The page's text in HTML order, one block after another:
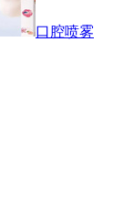
口腔喷雾